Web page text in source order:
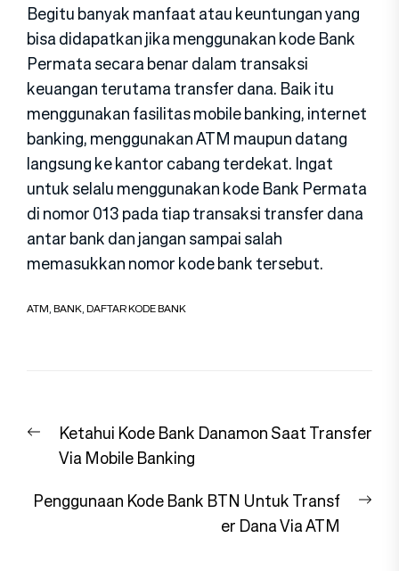
Begitu banyak manfaat atau keuntungan yang
bisa didapatkan jika menggunakan kode Bank
Permata secara benar dalam transaksi
keuangan terutama transfer dana. Baik itu
menggunakan fasilitas mobile banking, internet
banking, menggunakan ATM maupun datang
langsung ke kantor cabang terdekat. Ingat
untuk selalu menggunakan kode Bank Permata
di nomor 013 pada tiap transaksi transfer dana
antar bank dan jangan sampai salah
memasukkan nomor kode bank tersebut.
ATM,BANK,DAFTAR KODE BANK
pos
Previous
post:
Ketahui Kode Bank Danamon Saat Transfer
Via Mobile Banking
Penggunaan Kode Bank BTN Untuk Transf
er Dana Via ATM